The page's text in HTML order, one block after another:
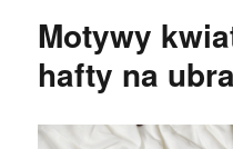
Motywy
hafty na